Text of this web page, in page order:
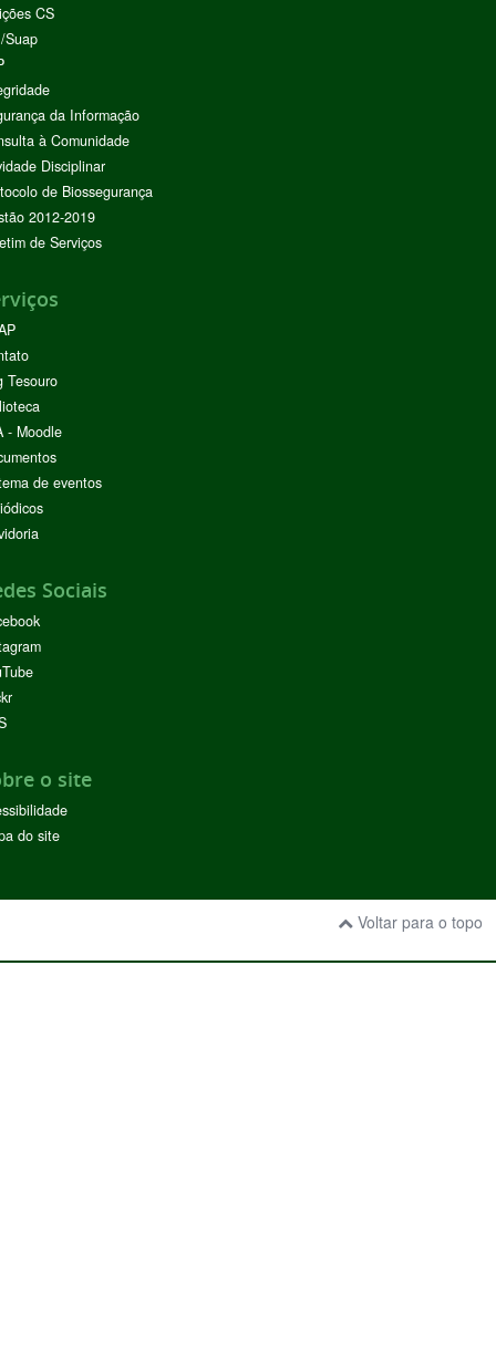
CS
Suap
da Informação
à Comunidade
Disciplinar
de Biossegurança
2012-2019
de Serviços
Tesouro
- Moodle
de eventos
Sociais
o site
do site
Voltar para o topo